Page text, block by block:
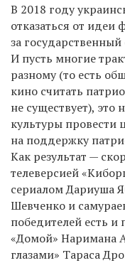
В 2018 году
отказаться от идеи
за государственный
И пусть многие
разному (то есть
кино считать
не существует),
культуры провести
на поддержку
Как результат —
телеверсией
сериалом Дариуша
Шевченко и
победителей есть
«Домой» Наримана
глазами» Тараса